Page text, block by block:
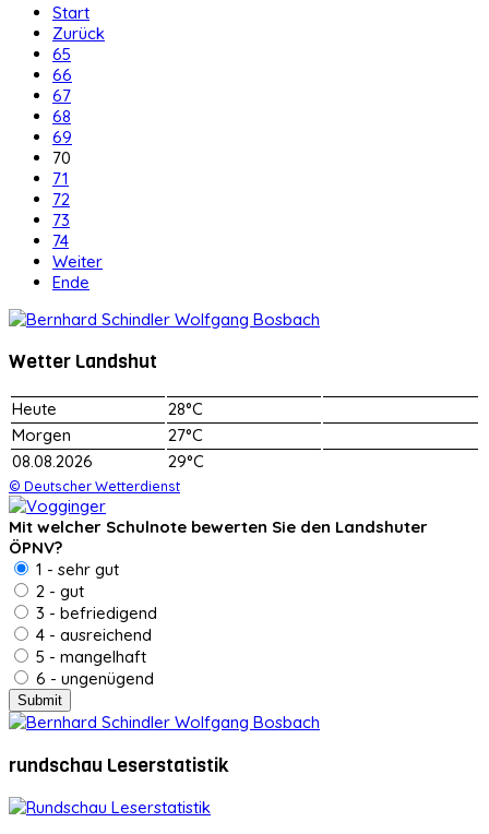
Start
Zurück
65
66
67
68
69
70
71
72
73
74
Weiter
Ende
Wetter Landshut
Heute
28°C
Morgen
27°C
08.08.2026
29°C
© Deutscher Wetterdienst
Mit welcher Schulnote bewerten Sie den Landshuter
ÖPNV?
1 - sehr gut
2 - gut
3 - befriedigend
4 - ausreichend
5 - mangelhaft
6 - ungenügend
rundschau Leserstatistik